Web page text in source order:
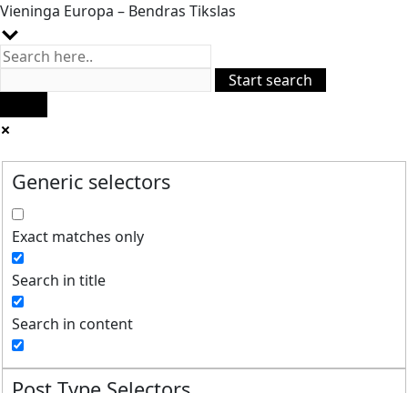
Vieninga Europa – Bendras Tikslas
Generic selectors
Exact matches only
Search in title
Search in content